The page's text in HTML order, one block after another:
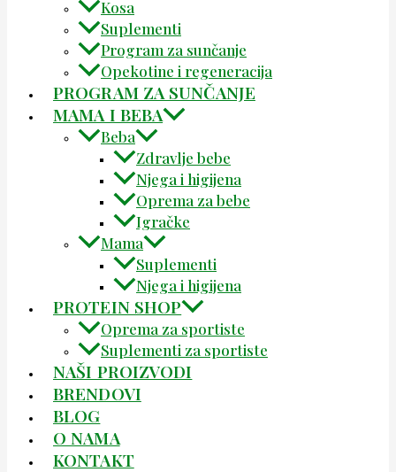
Kosa
Suplementi
Program za sunčanje
Opekotine i regeneracija
PROGRAM ZA SUNČANJE
MAMA I BEBA
Beba
Zdravlje bebe
Njega i higijena
Oprema za bebe
Igračke
Mama
Suplementi
Njega i higijena
PROTEIN SHOP
Oprema za sportiste
Suplementi za sportiste
NAŠI PROIZVODI
BRENDOVI
BLOG
O NAMA
KONTAKT